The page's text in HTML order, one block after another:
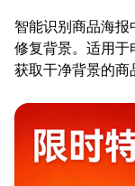
智能识别商品海报
修复背景。适用于
获取干净背景的商